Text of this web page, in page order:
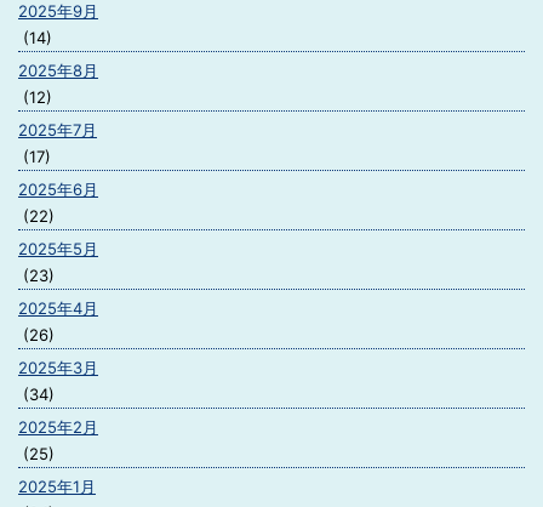
2025年9月
(14)
2025年8月
(12)
2025年7月
(17)
2025年6月
(22)
2025年5月
(23)
2025年4月
(26)
2025年3月
(34)
2025年2月
(25)
2025年1月